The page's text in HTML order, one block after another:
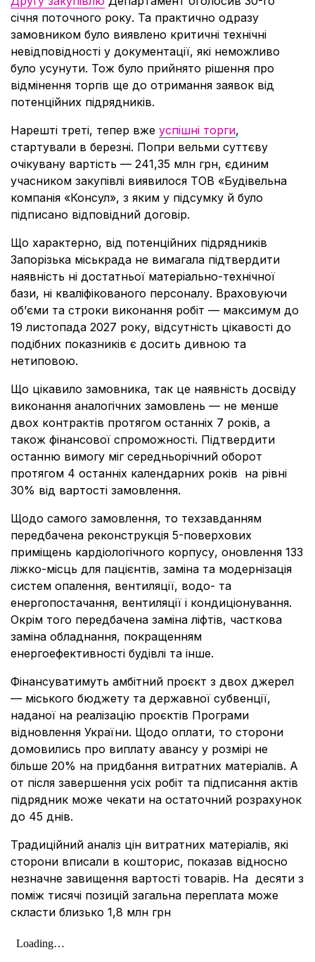
січня поточного року. Та практично одразу
замовником було виявлено критичні технічні
невідповідності у документації, які неможливо
було усунути. Тож було прийнято рішення про
відмінення торгів ще до отримання заявок від
потенційних підрядників.
Нарешті треті, тепер вже успішні торги,
стартували в березні. Попри вельми суттєву
очікувану вартість — 241,35 млн грн, єдиним
учасником закупівлі виявилося ТОВ «Будівельна
компанія «Консул», з яким у підсумку й було
підписано відповідний договір.
Що характерно, від потенційних підрядників
Запорізька міськрада не вимагала підтвердити
наявність ні достатньої матеріально-технічної
бази, ні кваліфікованого персоналу. Враховуючи
об’єми та строки виконання робіт — максимум до
19 листопада 2027 року, відсутність цікавості до
подібних показників є досить дивною та
нетиповою.
Що цікавило замовника, так це наявність досвіду
виконання аналогічних замовлень — не менше
двох контрактів протягом останніх 7 років, а
також фінансової спроможності. Підтвердити
останню вимогу міг середньорічний оборот
протягом 4 останніх календарних років на рівні
30% від вартості замовлення.
Щодо самого замовлення, то техзавданням
передбачена реконструкція 5-поверхових
приміщень кардіологічного корпусу, оновлення 133
ліжко-місць для пацієнтів, заміна та модернізація
систем опалення, вентиляції, водо- та
енергопостачання, вентиляції і кондиціонування.
Окрім того передбачена заміна ліфтів, часткова
заміна обладнання, покращенням
енергоефективності будівлі та інше.
Фінансуватимуть амбітний проєкт з двох джерел
— міського бюджету та державної субвенції,
наданої на реалізацію проєктів Програми
відновлення України. Щодо оплати, то сторони
домовились про виплату авансу у розмірі не
більше 20% на придбання витратних матеріалів. А
от після завершення усіх робіт та підписання актів
підрядник може чекати на остаточний розрахунок
до 45 днів.
Традиційний аналіз цін витратних матеріалів, які
сторони вписали в кошторис, показав відносно
незначне завищення вартості товарів. На десяти з
поміж тисячі позицій загальна переплата може
скласти близько 1,8 млн грн